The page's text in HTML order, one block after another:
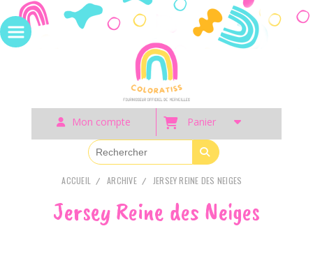
Mon compte Panier
ACCUEIL ARCHIVE JERSEY REINE DES NEIGES
Jersey Reine des Neiges
Panneau de gestion des cookies